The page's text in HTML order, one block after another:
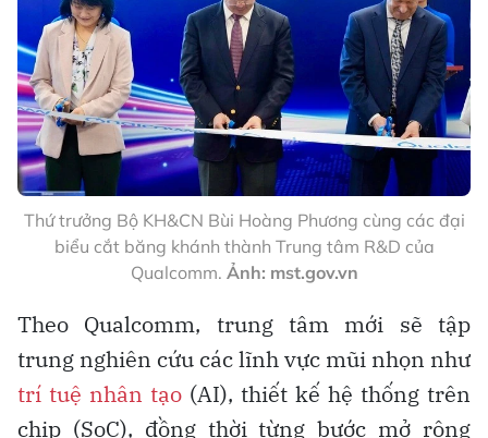
Thứ trưởng Bộ KH&CN Bùi Hoàng Phương cùng các đại
biểu cắt băng khánh thành Trung tâm R&D của
Qualcomm. Ảnh: mst.gov.vn
Theo Qualcomm, trung tâm mới sẽ tập
trung nghiên cứu các lĩnh vực mũi nhọn như
trí tuệ nhân tạo (AI), thiết kế hệ thống trên
chip (SoC), đồng thời từng bước mở rộng